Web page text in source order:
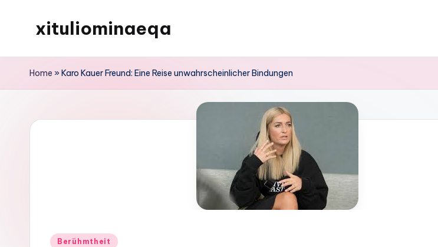
xituliominaeqa
Home »Karo Kauer Freund: Eine Reise unwahrscheinlicher Bindungen
Posted
Berühmtheit